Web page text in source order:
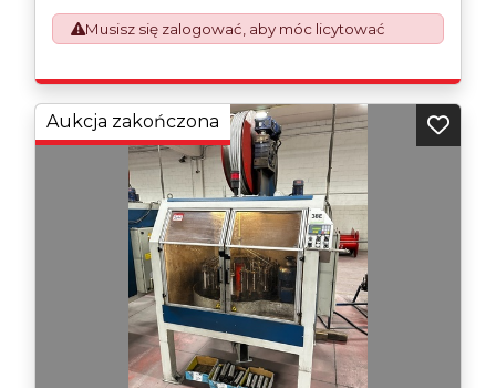
Musisz się zalogować, aby móc licytować
Aukcja zakończona